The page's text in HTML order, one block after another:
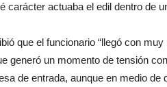
carácter actuaba el edil dentro de
que el funcionario “llegó con
generó un momento de tensión
de entrada, aunque en medio de